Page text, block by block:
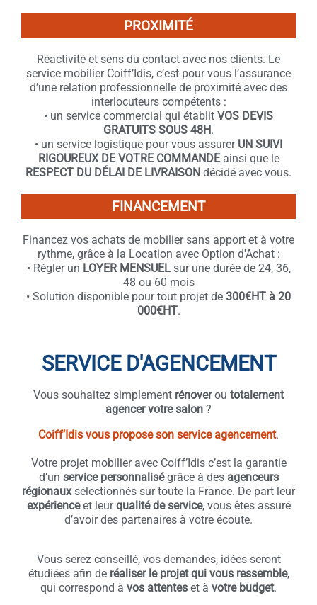
PROXIMITÉ
Réactivité et sens du contact avec nos clients. Le
service mobilier Coiff’Idis, c’est pour vous l’assurance
d’une relation professionnelle de proximité avec des
interlocuteurs compétents :
• un service commercial qui établit VOS DEVIS
GRATUITS SOUS 48H.
• un service logistique pour vous assurer UN SUIVI
RIGOUREUX DE VOTRE COMMANDEainsi que le
RESPECT DU DÉLAI DE LIVRAISON décidé avec vous.
FINANCEMENT
Financez vos achats de mobilier sans apport et à votre
rythme, grâce à la Location avec Option d'Achat :
• Régler un LOYER MENSUELsur une durée de 24, 36,
48 ou 60 mois
• Solution disponible pour tout projet de 300€HT à 20
000€HT.
SERVICE D'AGENCEMENT
Vous souhaitez simplement rénoverou totalement
agencer votre salon ?
Coiff’Idis vous propose son service agencement.
Votre projet mobilier avec Coiff’Idis c’est la garantie
d’un service personnaliségrâce à des agenceurs
régionauxsélectionnés sur toute la France. De part leur
expérienceet leurqualité de service, vous êtes assuré
d’avoir des partenaires à votre écoute.
Vous serez conseillé, vos demandes, idées seront
étudiées afin de réaliser le projet qui vous ressemble,
qui correspond à vos attentes et à votre budget.